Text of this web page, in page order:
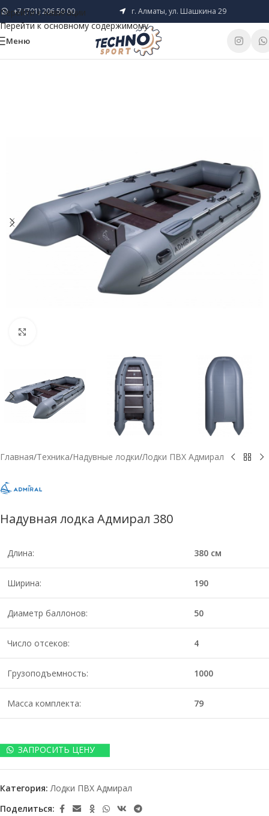
Перейти к навигации
Перейти к основному содержимому
+7 (701) 206 50 00 г. Алматы, ул. Шашкина 29
Меню
Главная/Техника/Надувные лодки/Лодки ПВХ Адмирал
Надувная лодка Адмирал 380
Длина: 380 см
Ширина: 190
Диаметр баллонов: 50
Число отсеков: 4
Грузоподъемность: 1000
Масса комплекта: 79
ЗАПРОСИТЬ ЦЕНУ
Категория: Лодки ПВХ Адмирал
Поделиться: